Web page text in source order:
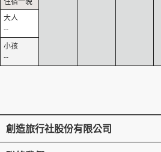
--
--
創造旅行社股份有限公司